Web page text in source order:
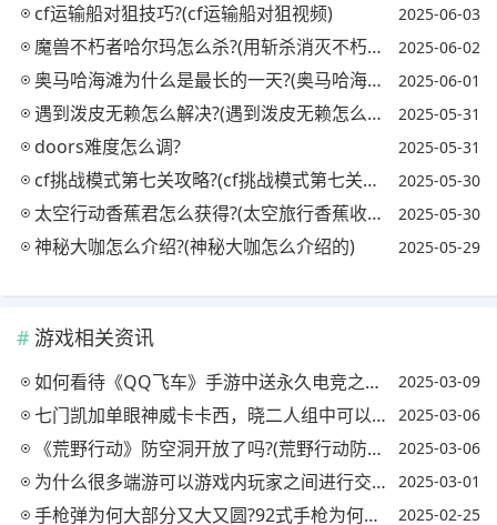
cf运输船对狙技巧?(cf运输船对狙视频) 2025-06-03
魔兽不朽者哈尔玛怎么杀?(用斩杀消灭不朽者哈尔玛) 2025-06-02
奥马哈海滩为什么是最长的一天?(奥马哈海滩为什么伤亡惨重) 2025-06-01
遇到泼皮无赖怎么解决?(遇到泼皮无赖怎么办) 2025-05-31
doors难度怎么调? 2025-05-31
cf挑战模式第七关攻略?(cf挑战模式第七关攻略图) 2025-05-30
太空行动香蕉君怎么获得?(太空旅行香蕉收集) 2025-05-30
神秘大咖怎么介绍?(神秘大咖怎么介绍的) 2025-05-29
游戏相关资讯
如何看待《QQ飞车》手游中送永久电竞之魂的活动?(qq飞车手游电竞之魂活动网址) 2025-03-09
七门凯加单眼神威卡卡西，晓二人组中可以打过哪一组?(八门凯和双神威卡卡西谁厉害) 2025-03-06
《荒野行动》防空洞开放了吗?(荒野行动防空洞bug) 2025-03-06
为什么很多端游可以游戏内玩家之间进行交易，而基本上手游都不可以玩家之间交易? 2025-03-01
手枪弹为何大部分又大又圆?92式手枪为何设计出两种口径? 2025-02-25